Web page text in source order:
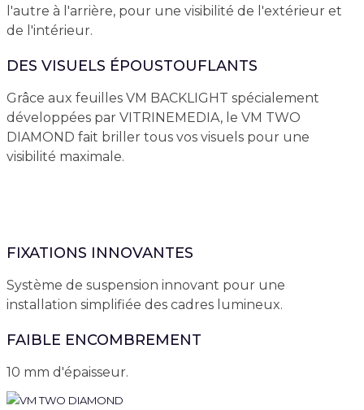
l'autre à l'arrière, pour une visibilité de l'extérieur et
de l'intérieur.
DES VISUELS ÉPOUSTOUFLANTS
Grâce aux feuilles VM BACKLIGHT spécialement
développées par VITRINEMEDIA, le VM TWO
DIAMOND fait briller tous vos visuels pour une
visibilité maximale.
FIXATIONS INNOVANTES
Système de suspension innovant pour une
installation simplifiée des cadres lumineux.
FAIBLE ENCOMBREMENT
10 mm d'épaisseur.